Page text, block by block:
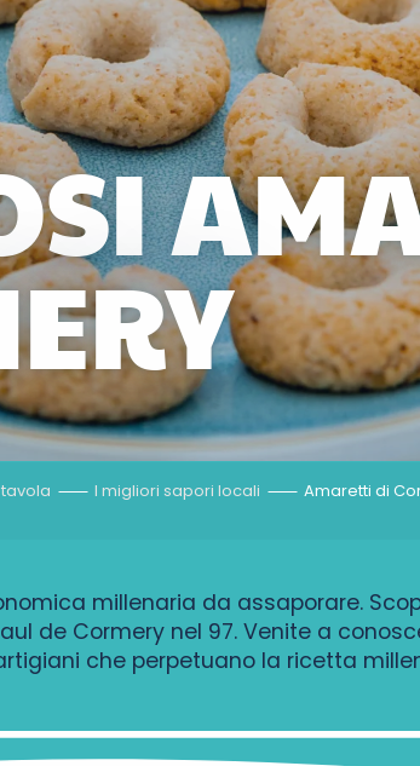
I migliori sapori locali Amaretti di
millenaria da assaporare.
de Cormery nel 97. Venite a
che perpetuano la ricetta